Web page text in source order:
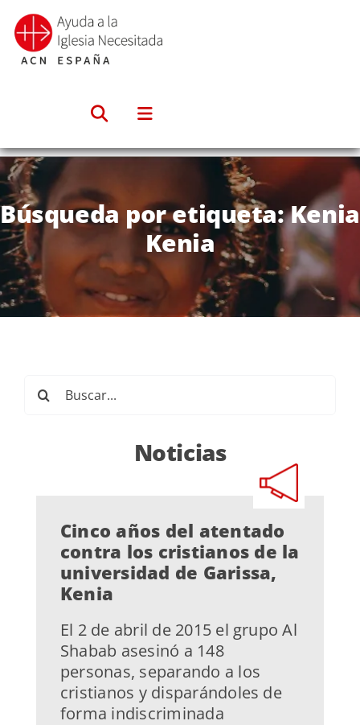
Saltar
contenido
Búsqueda por etiqueta: Kenia
Kenia
Noticias
Cinco años del atentado
contra los cristianos de la
universidad de Garissa,
Kenia
El 2 de abril de 2015 el grupo Al
Shabab asesinó a 148
personas, separando a los
cristianos y disparándoles de
forma indiscriminada